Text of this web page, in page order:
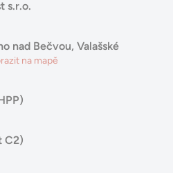
s.r.o.
nad Bečvou, Valašské
na mapě
C2)